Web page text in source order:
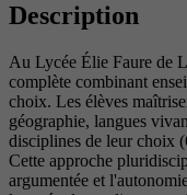
Description
Au Lycée Élie Faure de
complète combinant
choix. Les élèves
géographie, langues
disciplines de leur choix
Cette approche
argumentée et